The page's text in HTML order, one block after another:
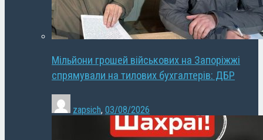
Мільйони грошей військових на Запоріжжі
спрямували на тилових бухгалтерів: ДБР
zapsich, 03/08/2026